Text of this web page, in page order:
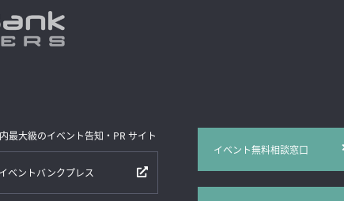
最大級のイベント告知・PR サイト
イベントバンクプレス
イベント無料相談窓口